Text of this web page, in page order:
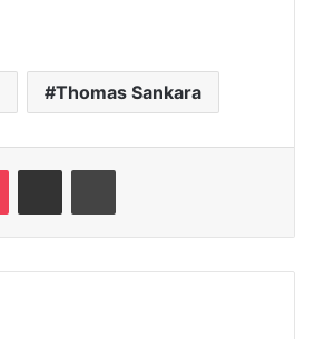
Thomas Sankara